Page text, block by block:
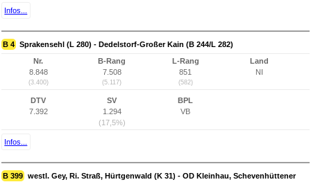
Infos...
B 4 Sprakensehl (L 280) - Dedelstorf-Großer Kain (B 244/L 282)
Nr.
8.848
(3.400)
B-Rang
7.508
(5.117)
L-Rang
851
(582)
Land
NI
DTV
7.392
SV
1.294
(17,5%)
BPL
VB
Infos...
B 399 westl. Gey, Ri. Straß, Hürtgenwald (K 31) - OD Kleinhau, Schevenhüttener